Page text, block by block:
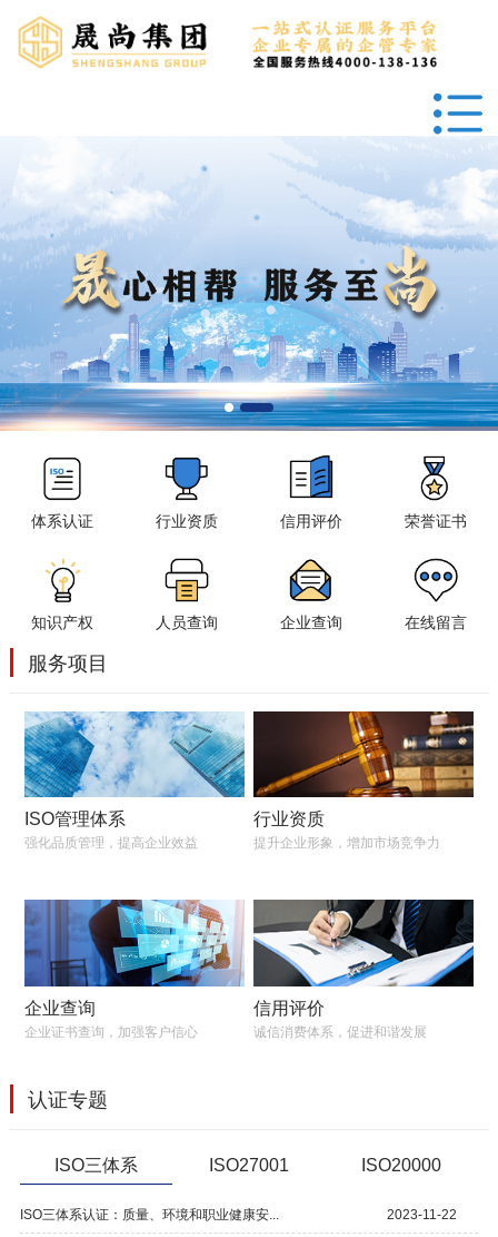
体系认证 行业资质 信用评价 荣誉证书
知识产权 人员查询 企业查询 在线留言
服务项目
ISO管理体系
强化品质管理，提高企业效益
行业资质
提升企业形象，增加市场竞争力
企业查询
企业证书查询，加强客户信心
信用评价
诚信消费体系，促进和谐发展
认证专题
ISO三体系 ISO27001 ISO20000
ISO三体系认证：质量、环境和职业健康安... 2023-11-22